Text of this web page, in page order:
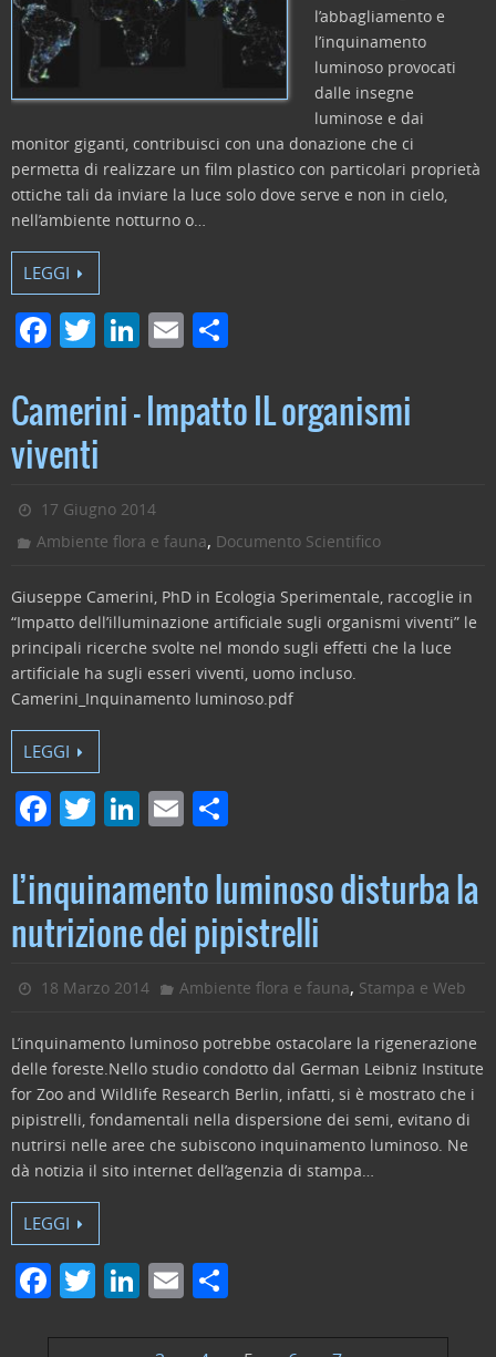
l’abbagliamento e
l’inquinamento
luminoso provocati
dalle insegne
luminose e dai
monitor giganti, contribuisci con una donazione che ci
permetta di realizzare un film plastico con particolari proprietà
ottiche tali da inviare la luce solo dove serve e non in cielo,
nell’ambiente notturno o…
LEGGI
F
c
e
b
o
o
T
itt
er
Li
k
e
n
E
ai
l
n
di
Camerini – Impatto IL organismi
viventi
17 Giugno 2014
Ambiente flora e fauna, Documento Scientifico
Giuseppe Camerini, PhD in Ecologia Sperimentale, raccoglie in
“Impatto dell’illuminazione artificiale sugli organismi viventi” le
principali ricerche svolte nel mondo sugli effetti che la luce
artificiale ha sugli esseri viventi, uomo incluso.
Camerini_Inquinamento luminoso.pdf
LEGGI
F
c
e
b
o
k
T
itt
er
Li
k
e
dI
n
E
ai
l
n
di
vi
di
L’inquinamento luminoso disturba la
nutrizione dei pipistrelli
18 Marzo 2014 Ambiente flora e fauna, Stampa e Web
L’inquinamento luminoso potrebbe ostacolare la rigenerazione
delle foreste.Nello studio condotto dal German Leibniz Institute
for Zoo and Wildlife Research Berlin, infatti, si è mostrato che i
pipistrelli, fondamentali nella dispersione dei semi, evitano di
nutrirsi nelle aree che subiscono inquinamento luminoso. Ne
dà notizia il sito internet dell’agenzia di stampa…
LEGGI
F T Li E